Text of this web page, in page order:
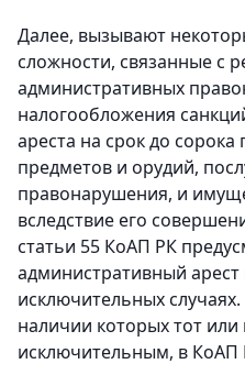
Далее, вызывают
сложности, связанные с
административных
налогообложения
ареста на срок до сорока
предметов и орудий,
правонарушения, и
вследствие его
статьи 55 КоАП РК
административный арест
исключительных
наличии которых тот или
исключительным, в КоАП